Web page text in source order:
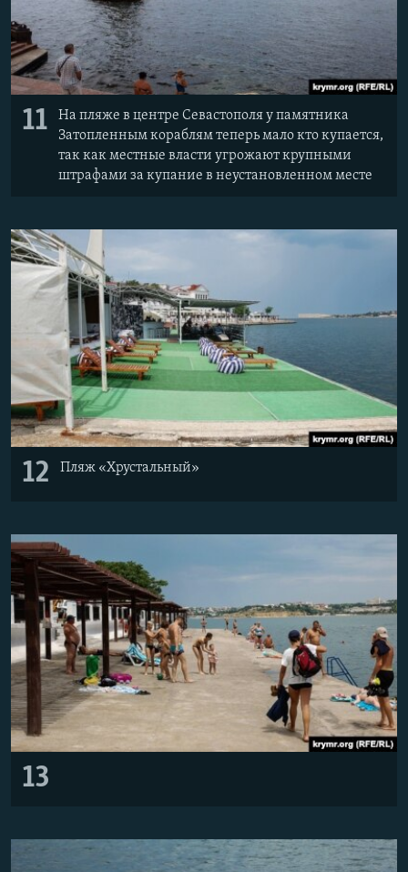
11
На пляже в центре Севастополя у памятника
Затопленным кораблям теперь мало кто купается,
так как местные власти угрожают крупными
штрафами за купание в неустановленном месте
12 Пляж «Хрустальный»
13